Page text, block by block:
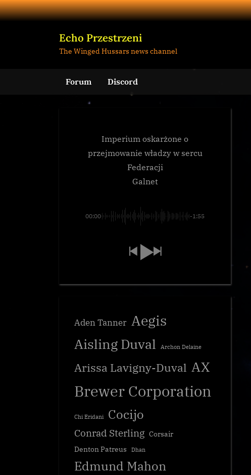
Skip
to
Echo Przestrzeni
The Winged Hussars news channel
Forum Discord
Imperium oskarżone o
przejmowanie władzy w sercu
Federacji
Galnet
00:00 -1:55
Aden Tanner Aegis
Aisling Duval Archon Delaine
Arissa Lavigny-Duval AX
Brewer Corporation
Chi Eridani Cocijo
Conrad Sterling Corsair
Denton Patreus
Dhan
Edmund Mahon